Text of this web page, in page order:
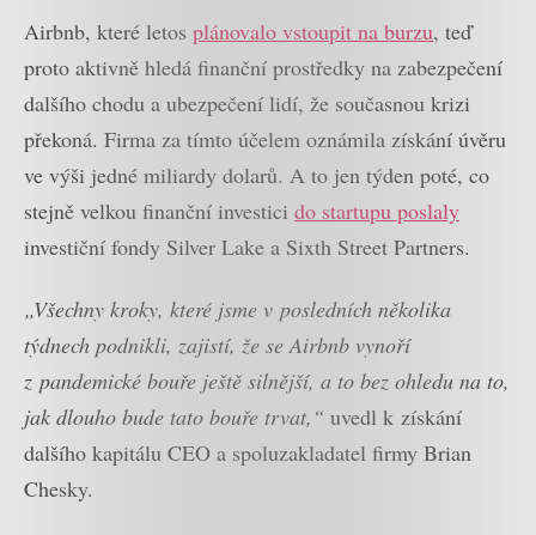
Airbnb, které letos plánovalo vstoupit na burzu, teď
proto aktivně hledá finanční prostředky na zabezpečení
dalšího chodu a ubezpečení lidí, že současnou krizi
překoná. Firma za tímto účelem oznámila získání úvěru
ve výši jedné miliardy dolarů. A to jen týden poté, co
stejně velkou finanční investici do startupu poslaly
investiční fondy Silver Lake a Sixth Street Partners.
„Všechny kroky, které jsme v posledních několika
týdnech podnikli, zajistí, že se Airbnb vynoří
z pandemické bouře ještě silnější, a to bez ohledu na to,
jak dlouho bude tato bouře trvat,“ uvedl k získání
dalšího kapitálu CEO a spoluzakladatel firmy Brian
Chesky.